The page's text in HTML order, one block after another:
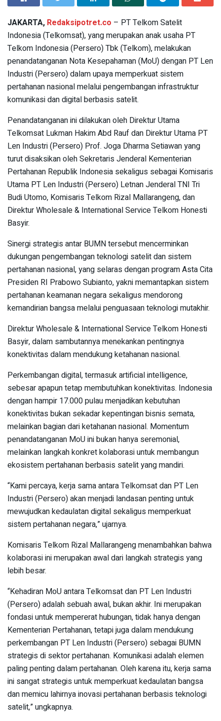
JAKARTA, Redaksipotret.co – PT Telkom Satelit
Indonesia (Telkomsat), yang merupakan anak usaha PT
Telkom Indonesia (Persero) Tbk (Telkom), melakukan
penandatanganan Nota Kesepahaman (MoU) dengan PT Len
Industri (Persero) dalam upaya memperkuat sistem
pertahanan nasional melalui pengembangan infrastruktur
komunikasi dan digital berbasis satelit.
Penandatanganan ini dilakukan oleh Direktur Utama
Telkomsat Lukman Hakim Abd Rauf dan Direktur Utama PT
Len Industri (Persero) Prof. Joga Dharma Setiawan yang
turut disaksikan oleh Sekretaris Jenderal Kementerian
Pertahanan Republik Indonesia sekaligus sebagai Komisaris
Utama PT Len Industri (Persero) Letnan Jenderal TNI Tri
Budi Utomo, Komisaris Telkom Rizal Mallarangeng, dan
Direktur Wholesale & International Service Telkom Honesti
Basyir.
Sinergi strategis antar BUMN tersebut mencerminkan
dukungan pengembangan teknologi satelit dan sistem
pertahanan nasional, yang selaras dengan program Asta Cita
Presiden RI Prabowo Subianto, yakni memantapkan sistem
pertahanan keamanan negara sekaligus mendorong
kemandirian bangsa melalui penguasaan teknologi mutakhir.
Direktur Wholesale & International Service Telkom Honesti
Basyir, dalam sambutannya menekankan pentingnya
konektivitas dalam mendukung ketahanan nasional.
Perkembangan digital, termasuk artificial intelligence,
sebesar apapun tetap membutuhkan konektivitas. Indonesia
dengan hampir 17.000 pulau menjadikan kebutuhan
konektivitas bukan sekadar kepentingan bisnis semata,
melainkan bagian dari ketahanan nasional. Momentum
penandatanganan MoU ini bukan hanya seremonial,
melainkan langkah konkret kolaborasi untuk membangun
ekosistem pertahanan berbasis satelit yang mandiri.
“Kami percaya, kerja sama antara Telkomsat dan PT Len
Industri (Persero) akan menjadi landasan penting untuk
mewujudkan kedaulatan digital sekaligus memperkuat
sistem pertahanan negara,” ujarnya.
Komisaris Telkom Rizal Mallarangeng menambahkan bahwa
kolaborasi ini merupakan awal dari langkah strategis yang
lebih besar.
“Kehadiran MoU antara Telkomsat dan PT Len Industri
(Persero) adalah sebuah awal, bukan akhir. Ini merupakan
fondasi untuk mempererat hubungan, tidak hanya dengan
Kementerian Pertahanan, tetapi juga dalam mendukung
perkembangan PT Len Industri (Persero) sebagai BUMN
strategis di sektor pertahanan. Komunikasi adalah elemen
paling penting dalam pertahanan. Oleh karena itu, kerja sama
ini sangat strategis untuk memperkuat kedaulatan bangsa
dan memicu lahirnya inovasi pertahanan berbasis teknologi
satelit,” ungkapnya.